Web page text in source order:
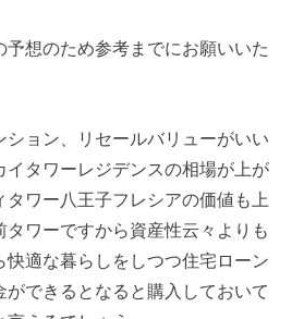
予想のため参考までにお願いいた
ション、リセールバリューがいい
イタワーレジデンスの相場が上が
タワー八王子フレシアの価値も上
タワーですから資産性云々よりも
快適な暮らしをしつつ住宅ローン
ができるとなると購入しておいて